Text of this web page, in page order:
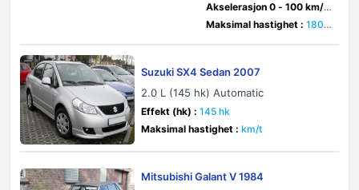
Akselerasjon 0 - 100 km/t
: 4.9 sek
Maksimal hastighet : 180 k
Suzuki SX4 Sedan 2007
2.0 L (145 hk) Automatic
Effekt (hk) : 145 hk
Maksimal hastighet : km/t
Mitsubishi Galant V 1984